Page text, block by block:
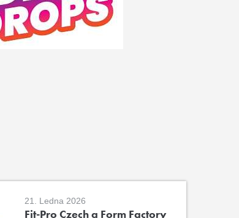
21. Ledna 2026
Fit-Pro Czech a Form Factory